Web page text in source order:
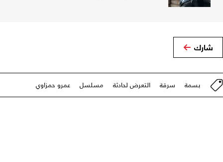
شارك
بسمة سرقة التعرض لحادثة مسلسل عمرو حمزاوي